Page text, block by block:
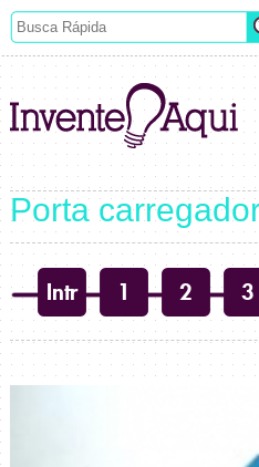
Porta
Intr 1 2 3